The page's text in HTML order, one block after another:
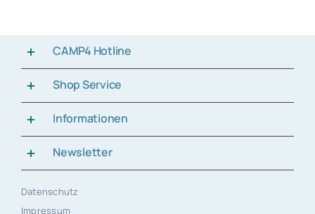
CAMP4 Hotline
Shop Service
Informationen
Newsletter
Datenschutz
Impressum